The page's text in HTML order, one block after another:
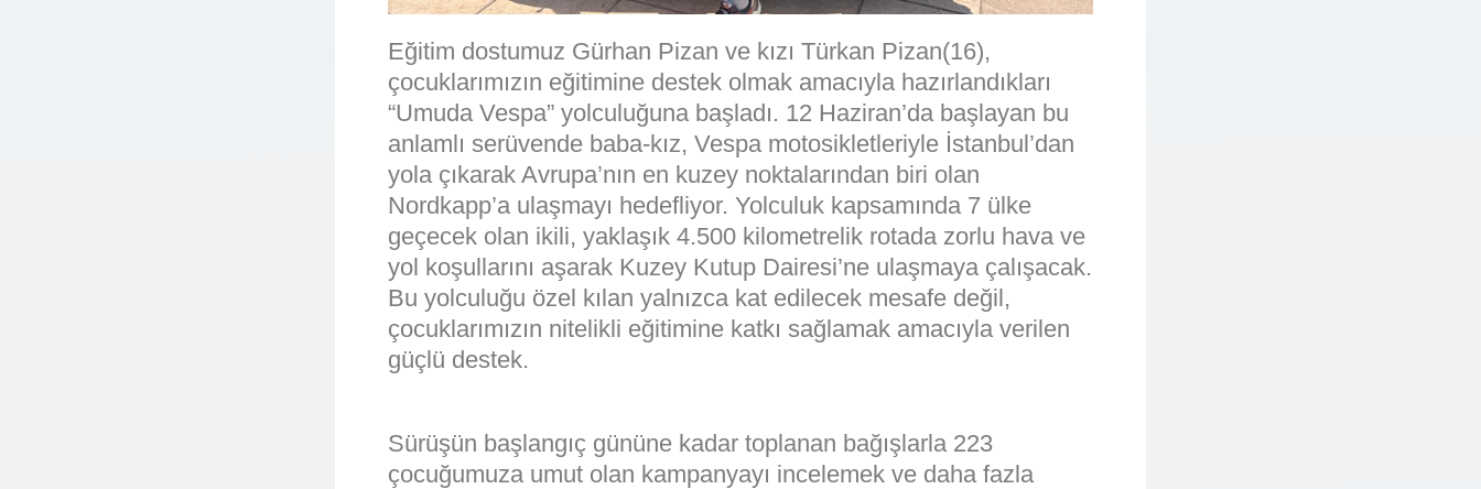
Eğitim dostumuz Gürhan Pizan ve kızı Türkan Pizan(16),
çocuklarımızın eğitimine destek olmak amacıyla hazırlandıkları
“Umuda Vespa” yolculuğuna başladı. 12 Haziran’da başlayan bu
anlamlı serüvende baba-kız, Vespa motosikletleriyle İstanbul’dan
yola çıkarak Avrupa’nın en kuzey noktalarından biri olan
Nordkapp’a ulaşmayı hedefliyor. Yolculuk kapsamında 7 ülke
geçecek olan ikili, yaklaşık 4.500 kilometrelik rotada zorlu hava ve
yol koşullarını aşarak Kuzey Kutup Dairesi’ne ulaşmaya çalışacak.
Bu yolculuğu özel kılan yalnızca kat edilecek mesafe değil,
çocuklarımızın nitelikli eğitimine katkı sağlamak amacıyla verilen
güçlü destek.
Sürüşün başlangıç gününe kadar toplanan bağışlarla 223
çocuğumuza umut olan kampanyayı incelemek ve daha fazla